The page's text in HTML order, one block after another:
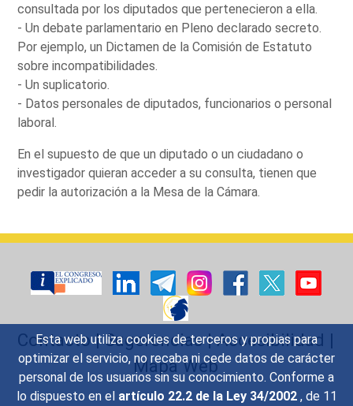
Esta web utiliza cookies de terceros y propias para
optimizar el servicio, no recaba ni cede datos de carácter
personal de los usuarios sin su conocimiento. Conforme a
lo dispuesto en el artículo 22.2 de la Ley 34/2002 , de 11
consultada por los diputados que pertenecieron a ella.
- Un debate parlamentario en Pleno declarado secreto.
Por ejemplo, un Dictamen de la Comisión de Estatuto
sobre incompatibilidades.
- Un suplicatorio.
- Datos personales de diputados, funcionarios o personal
laboral.
En el supuesto de que un diputado o un ciudadano o
investigador quieran acceder a su consulta, tienen que
pedir la autorización a la Mesa de la Cámara.
Contacto|Sugerencias|Accesibilidad |
Mapa Web